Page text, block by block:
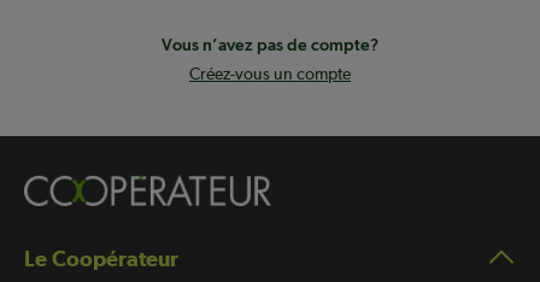
Vous n’avez pas de compte?
Créez-vous un compte
Le Coopérateur